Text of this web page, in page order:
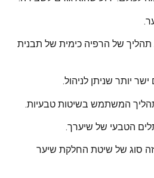
של הרפיה כימית של תבנית
יותר שניתן לניהול.
המשתמש בשיטות טבעיות.
הטבעי של שיערך.
סוג של שיטת החלקת שיער